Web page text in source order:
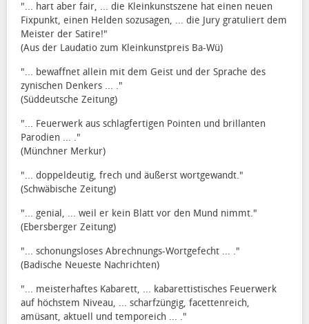
"... hart aber fair, ... die Kleinkunstszene hat einen neuen
Fixpunkt, einen Helden sozusagen, ... die Jury gratuliert dem
Meister der Satire!"
(Aus der Laudatio zum Kleinkunstpreis Ba-Wü)
"... bewaffnet allein mit dem Geist und der Sprache des
zynischen Denkers ... ."
(Süddeutsche Zeitung)
"... Feuerwerk aus schlagfertigen Pointen und brillanten
Parodien ... ."
(Münchner Merkur)
"... doppeldeutig, frech und äußerst wortgewandt."
(Schwäbische Zeitung)
"... genial, ... weil er kein Blatt vor den Mund nimmt."
(Ebersberger Zeitung)
"... schonungsloses Abrechnungs-Wortgefecht ... ."
(Badische Neueste Nachrichten)
"... meisterhaftes Kabarett, ... kabarettistisches Feuerwerk
auf höchstem Niveau, ... scharfzüngig, facettenreich,
amüsant, aktuell und temporeich ... ."